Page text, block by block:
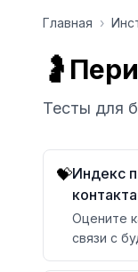
Главная ›
🤰
Тесты для
💝Индекс
Оцените
связи с
вопросов